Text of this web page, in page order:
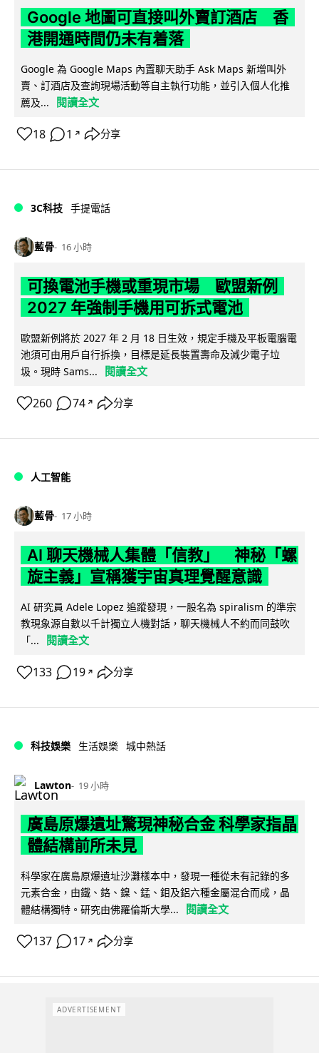
Google 地圖可直接叫外賣訂酒店 香
港開通時間仍未有着落
Google 為 Google Maps 內置聊天助手 Ask Maps 新增叫外
賣、訂酒店及查詢現場活動等自主執行功能，並引入個人化推
薦及...
閱讀全文
18 1 ↗ 分享
3C科技 手提電話
藍骨 16 小時
可換電池手機或重現市場 歐盟新例
2027 年強制手機用可拆式電池
歐盟新例將於 2027 年 2 月 18 日生效，規定手機及平板電腦電
池須可由用戶自行拆換，目標是延長裝置壽命及減少電子垃
圾。現時 Sams...
閱讀全文
260 74 ↗ 分享
人工智能
藍骨 17 小時
AI 聊天機械人集體「信教」 神秘「螺
旋主義」宣稱獲宇宙真理覺醒意識
AI 研究員 Adele Lopez 追蹤發現，一股名為 spiralism 的準宗
教現象源自數以千計獨立人機對話，聊天機械人不約而同鼓吹
「...
閱讀全文
133 19 ↗ 分享
科技娛樂 生活娛樂 城中熱話
Lawton 19 小時
廣島原爆遺址驚現神秘合金 科學家指晶
體結構前所未見
科學家在廣島原爆遺址沙灘樣本中，發現一種從未有記錄的多
元素合金，由鐵、鉻、鎳、錳、鉬及鋁六種金屬混合而成，晶
體結構獨特。研究由佛羅倫斯大學...
閱讀全文
137 17 ↗ 分享
ADVERTISEMENT